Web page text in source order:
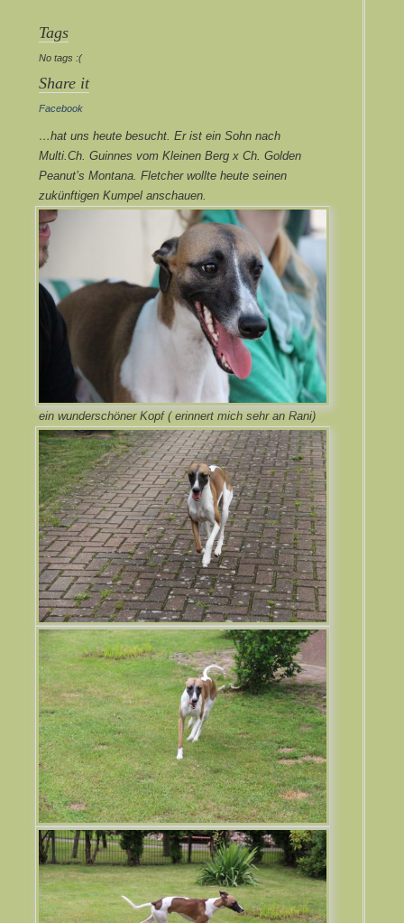
Tags
No tags :(
Share it
Facebook
…hat uns heute besucht. Er ist ein Sohn nach
Multi.Ch. Guinnes vom Kleinen Berg x Ch. Golden
Peanut’s Montana. Fletcher wollte heute seinen
zukünftigen Kumpel anschauen.
ein wunderschöner Kopf ( erinnert mich sehr an Rani)